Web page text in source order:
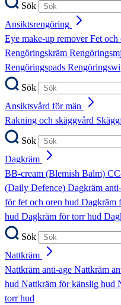
Sök
Ansiktsrengöring
Eye make-up removerFet och
Rengöringskräm
Rengöringspads
Sök
Ansiktsvård för män
Rakning och skäggvård
Sök
Dagkräm
BB-cream (Blemish Balm)
(Daily Defence) Dagkräm
för fet och oren hud Dagkräm
hud Dagkräm för torr hud
Sök
Nattkräm
Nattkräm anti-age Nattkräm
hud Nattkräm för känslig hud
torr hud